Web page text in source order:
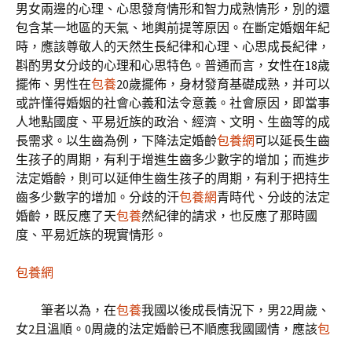
男女兩邊的心理、心思發育情形和智力成熟情形，別的還
包含某一地區的天氣、地輿前提等原因。在斷定婚姻年紀
時，應該尊敬人的天然生長紀律和心理、心思成長紀律，
斟酌男女分歧的心理和心思特色。普通而言，女性在18歲
擺佈、男性在包養20歲擺佈，身材發育基礎成熟，并可以
或許懂得婚姻的社會心義和法令意義。社會原因，即當事
人地點國度、平易近族的政治、經濟、文明、生齒等的成
長需求。以生齒為例，下降法定婚齡包養網可以延長生齒
生孩子的周期，有利于增進生齒多少數字的增加；而進步
法定婚齡，則可以延伸生齒生孩子的周期，有利于把持生
齒多少數字的增加。分歧的汗包養網青時代、分歧的法定
婚齡，既反應了天包養然紀律的請求，也反應了那時國
度、平易近族的現實情形。
包養網
筆者以為，在包養我國以後成長情況下，男22周歲、
女2且溫順。0周歲的法定婚齡已不順應我國國情，應該包